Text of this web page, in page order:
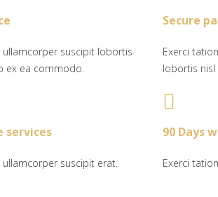
ullamcorper suscipit lobortis
ex ea commodo.
services
ullamcorper suscipit erat.
Secure
Exerci
lobortis
90 Days
Exerci